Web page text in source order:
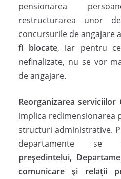
pensionarea
restructurarea unor
concursurile de angajare
fi blocate, iar pentru
nefinalizate, nu se vor
de angajare.
Reorganizarea
implica redimensionarea
structuri administrative.
departamente se
președintelui,
comunicare și relații